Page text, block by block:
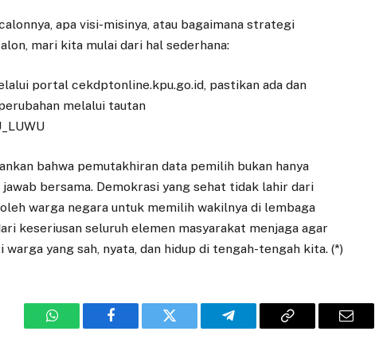
apa visi-misinya, atau bagaimana strategi
mari kita mulai dari hal sederhana:
portal cekdptonline.kpu.go.id, pastikan ada dan
melalui tautan
bahwa pemutakhiran data pemilih bukan hanya
bersama. Demokrasi yang sehat tidak lahir dari
warga negara untuk memilih wakilnya di lembaga
keseriusan seluruh elemen masyarakat menjaga agar
yang sah, nyata, dan hidup di tengah-tengah kita. (*)
WhatsAppFacebook Twitter Telegram Copy Email